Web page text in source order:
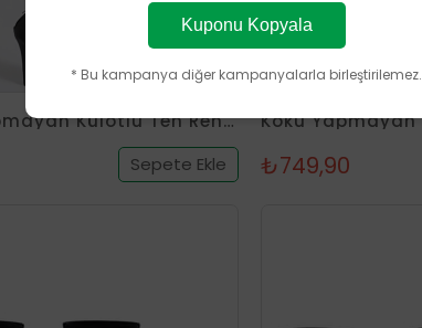
Koku Yapmayan Külotlu Ten Rengi Gümüş Çorap
Sepete Ekle ₺749,90
Kuponu Kopyala
* Bu kampanya diğer kampanyalarla birleştirilemez.